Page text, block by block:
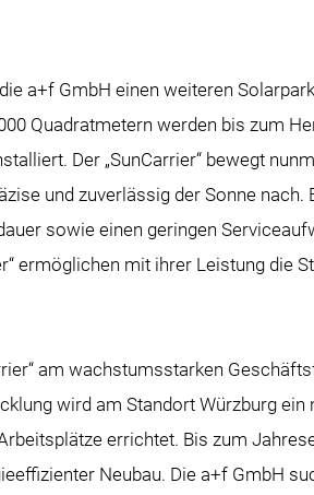
a+f GmbH einen weiteren
Quadratmetern werden bis zum
Der „SunCarrier“ bewegt
und zuverlässig der Sonne nach.
sowie einen geringen
ermöglichen mit ihrer Leistung die
am wachstumsstarken
wird am Standort Würzburg ein
errichtet. Bis zum
Neubau. Die a+f GmbH